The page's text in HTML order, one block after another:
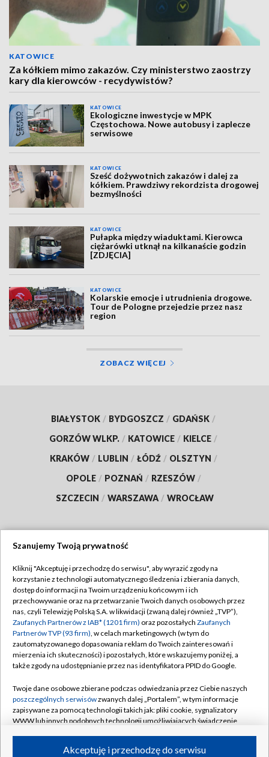
KATOWICE
Za kółkiem mimo zakazów. Czy ministerstwo zaostrzy
kary dla kierowców - recydywistów?
KATOWICE
Ekologiczne inwestycje w MPK
Częstochowa. Nowe autobusy i zaplecze
serwisowe
KATOWICE
Sześć dożywotnich zakazów i dalej za
kółkiem. Prawdziwy rekordzista drogowej
bezmyślności
KATOWICE
Pułapka między wiaduktami. Kierowca
ciężarówki utknął na kilkanaście godzin
[ZDJĘCIA]
KATOWICE
Kolarskie emocje i utrudnienia drogowe.
Tour de Pologne przejedzie przez nasz
region
ZOBACZ WIĘCEJ
BIAŁYSTOK / BYDGOSZCZ / GDAŃSK /
GORZÓW WLKP. / KATOWICE / KIELCE /
KRAKÓW / LUBLIN / ŁÓDŹ / OLSZTYN /
OPOLE / POZNAŃ / RZESZÓW /
SZCZECIN / WARSZAWA / WROCŁAW
TVP
Abonament TVP
Emisja w TVP
Centrum informacji TVP
Naziemna Telewizja Cyfrowa
Rada Programowa
System NOS
Informacje o nadawcy
Regulamin TVP
Polityka prywatności
Moje zgody
Pomoc
Kontakt
Kanały
Szanujemy Twoją prywatność
Kliknij "Akceptuję i przechodzę do serwisu", aby wyrazić zgody na
korzystanie z technologii automatycznego śledzenia i zbierania danych,
dostęp do informacji na Twoim urządzeniu końcowym i ich
przechowywanie oraz na przetwarzanie Twoich danych osobowych przez
nas, czyli Telewizję Polską S.A. w likwidacji (zwaną dalej również „TVP”),
Zaufanych Partnerów z IAB* (1201 firm) oraz pozostałych Zaufanych
Partnerów TVP (93 firm), w celach marketingowych (w tym do
zautomatyzowanego dopasowania reklam do Twoich zainteresowań i
mierzenia ich skuteczności) i pozostałych, które wskazujemy poniżej, a
także zgody na udostępnianie przez nas identyfikatora PPID do Google.
Twoje dane osobowe zbierane podczas odwiedzania przez Ciebie naszych
poszczególnych serwisówzwanych dalej „Portalem”, w tym informacje
zapisywane za pomocą technologii takich jak: pliki cookie, sygnalizatory
WWW lub innych podobnych technologii umożliwiających świadczenie
ruchu w Internecie.Akceptuję i przechodzę do serwisu